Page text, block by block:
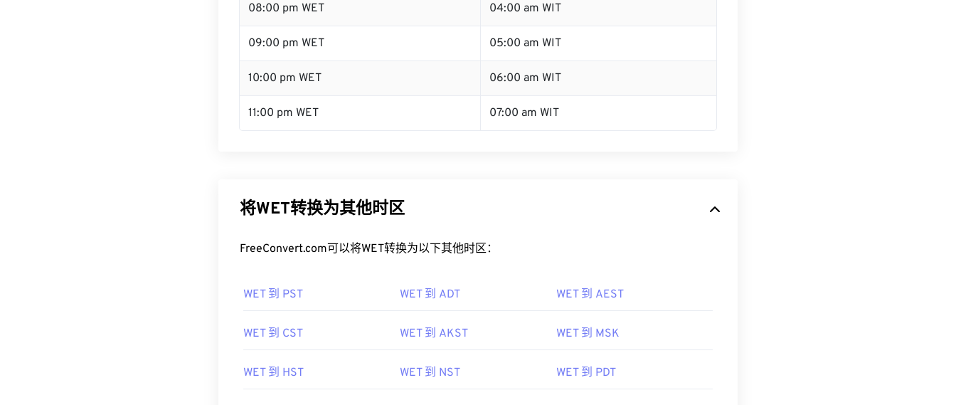
08:00 pm WET 04:00 am WIT
09:00 pm WET 05:00 am WIT
10:00 pm WET 06:00 am WIT
11:00 pm WET 07:00 am WIT
将WET转换为其他时区
FreeConvert.com可以将WET转换为以下其他时区：
WET 到 PST WET 到 ADT WET 到 AEST
WET 到 CST WET 到 AKST WET 到 MSK
WET 到 HST WET 到 NST WET 到 PDT